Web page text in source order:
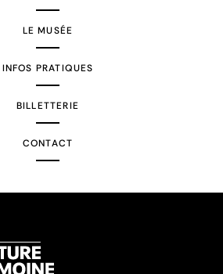
LE MUSÉE
INFOS PRATIQUES
BILLETTERIE
CONTACT